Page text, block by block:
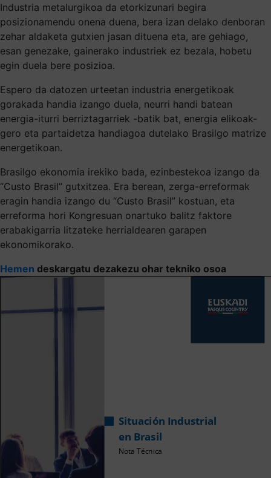
Industria metalurgikoa da etorkizunari begira
posizionamendu onena duena, bera izan delako denboran
zehar aldaketa gutxien jasan dituena eta, are gehiago,
esan genezake, gainerako industriek ez bezala, hobetu
egin duela bere posizioa.
Espero da datozen urteetan industria energetikoak
gorakada handia izango duela, neurri handi batean
energia-iturri berriztagarriek -batik bat, energia elikoak-
gero eta partaidetza handiagoa dutelako Brasilgo matrize
energetikoan.
Brasilgo ekonomia irekiko bada, ezinbestekoa izango da
“Custo Brasil” gutxitzea. Era berean, zerga-erreformak
eragin handia izango du “Custo Brasil” kostuan, eta
erreforma hori Kongresuan onartuko balitz faktore
erabakigarria litzateke herrialdearen garapen
ekonomikorako.
Hemen deskargatu dezakezu ohar tekniko osoa